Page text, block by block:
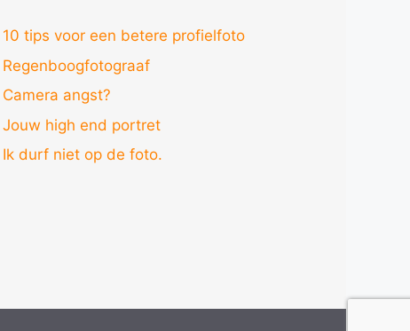
10 tips voor een betere profielfoto
Regenboogfotograaf
Camera angst?
Jouw high end portret
Ik durf niet op de foto.